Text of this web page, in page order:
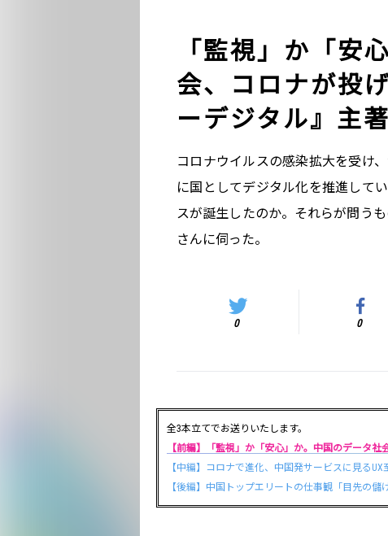
「監視」か「安
会、コロナが投
ーデジタル』主
コロナウイルスの感染拡大を受け
に国としてデジタル化を推進して
スが誕生したのか。それらが問う
さんに伺った。
0 0
全3本立てでお送りいたします。
【前編】「監視」か「安心」か。中国のデータ
【中編】コロナで進化、中国発サービスに見るUX
【後編】中国トップエリートの仕事観「目先の儲